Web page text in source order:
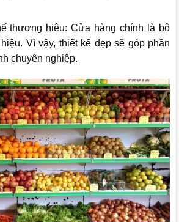
thương hiệu: Cửa hàng chính là bộ
Vì vậy, thiết kế đẹp sẽ góp phần
chuyên nghiệp.